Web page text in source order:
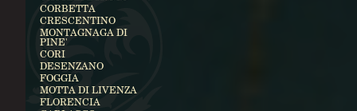
CORBETTA
CRESCENTINO
MONTAGNAGA DI
PINE'
CORI
DESENZANO
FOGGIA
MOTTA DI LIVENZA
FLORENCIA